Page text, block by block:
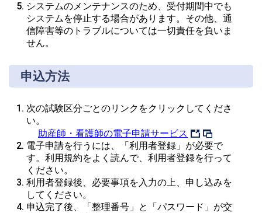
システムのメンテナンスのため、受付期間中でも
システムを停止する場合があります。その他、通
信障害等のトラブルについては一切責任を負いま
せん。
申込方法
次の試験区分ごとのリンクをクリックしてくださ
い。
助産師・看護師の電子申請サービス
電子申請を行うには、「利用者登録」が必要で
す。利用規約をよく読んで、利用者登録を行って
ください。
利用者登録後、必要事項を入力の上、申し込みを
してください。
申込完了後、「整理番号」と「パスワード」が交